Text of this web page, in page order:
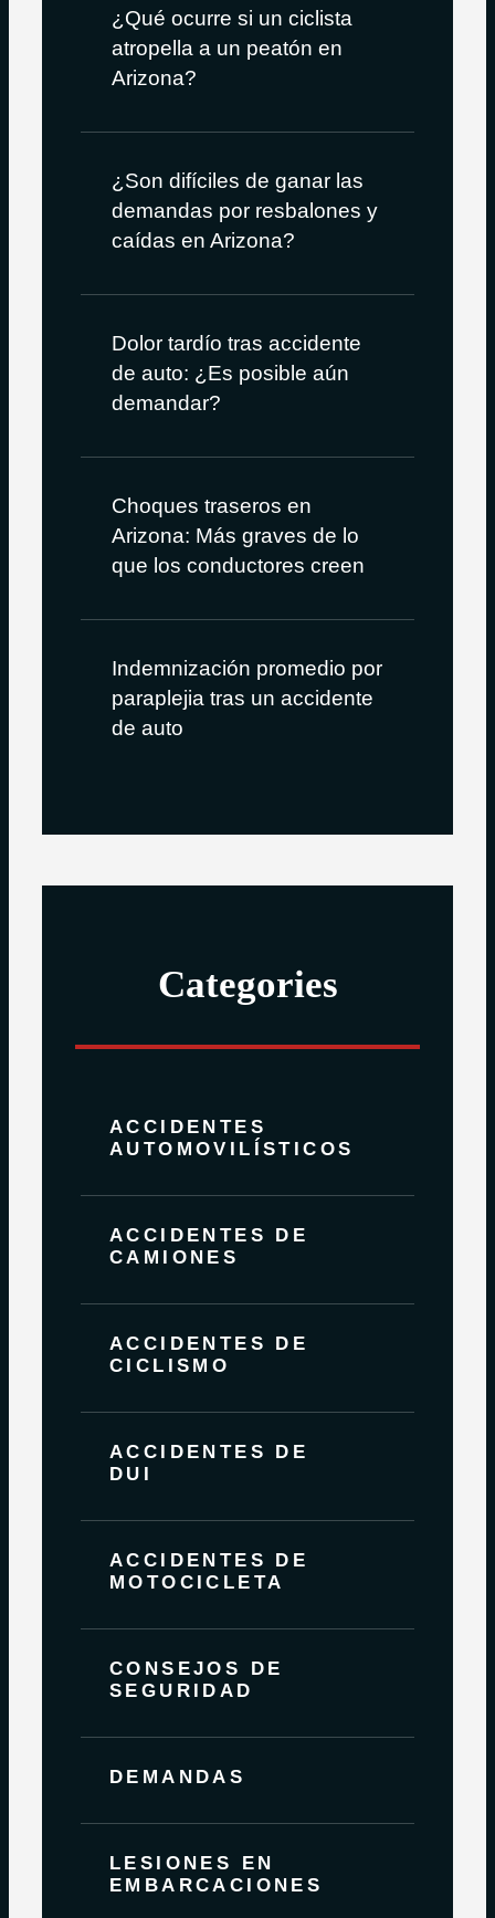
¿Qué ocurre si un ciclista
atropella a un peatón en
Arizona?
¿Son difíciles de ganar las
demandas por resbalones y
caídas en Arizona?
Dolor tardío tras accidente
de auto: ¿Es posible aún
demandar?
Choques traseros en
Arizona: Más graves de lo
que los conductores creen
Indemnización promedio por
paraplejia tras un accidente
de auto
Categories
ACCIDENTES
AUTOMOVILÍSTICOS
ACCIDENTES DE
CAMIONES
ACCIDENTES DE
CICLISMO
ACCIDENTES DE
DUI
ACCIDENTES DE
MOTOCICLETA
CONSEJOS DE
SEGURIDAD
DEMANDAS
LESIONES EN
EMBARCACIONES